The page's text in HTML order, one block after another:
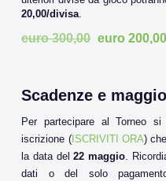
20,00/divisa
euro 300,00 euro
Scadenze e
Per partecipare al Torneo
iscrizione (ISCRIVITI ORA)
la data del22 maggio.
dati o del solo